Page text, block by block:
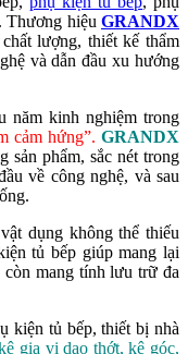
hiệu GRANDX
lượng, thiết kế thẩm
và dẫn đầu xu hướng
năm kinh nghiệm trong
cảm hứng”.GRANDX
sản phẩm, sắc nét trong
về công nghệ, và sau
dụng không thể thiếu
tủ bếp giúp mang lại
còn mang tính lưu trữ đa
kiện tủ bếp, thiết bị nhà
gia vị dao thớt, kệ góc,